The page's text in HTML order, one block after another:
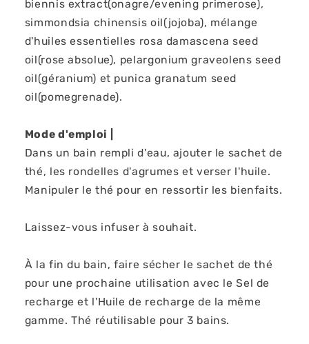
biennis extract(onagre/evening primerose),
simmondsia chinensis oil(jojoba), mélange
d'huiles essentielles rosa damascena seed
oil(rose absolue), pelargonium graveolens seed
oil(géranium) et punica granatum seed
oil(pomegrenade).
Mode d'emploi |
Dans un bain rempli d'eau, ajouter le sachet de
thé, les rondelles d'agrumes et verser l'huile.
Manipuler le thé pour en ressortir les bienfaits.
Laissez-vous infuser à souhait.
À la fin du bain, faire sécher le sachet de thé
pour une prochaine utilisation avec le Sel de
recharge et l'Huile de recharge de la même
gamme. Thé réutilisable pour 3 bains.